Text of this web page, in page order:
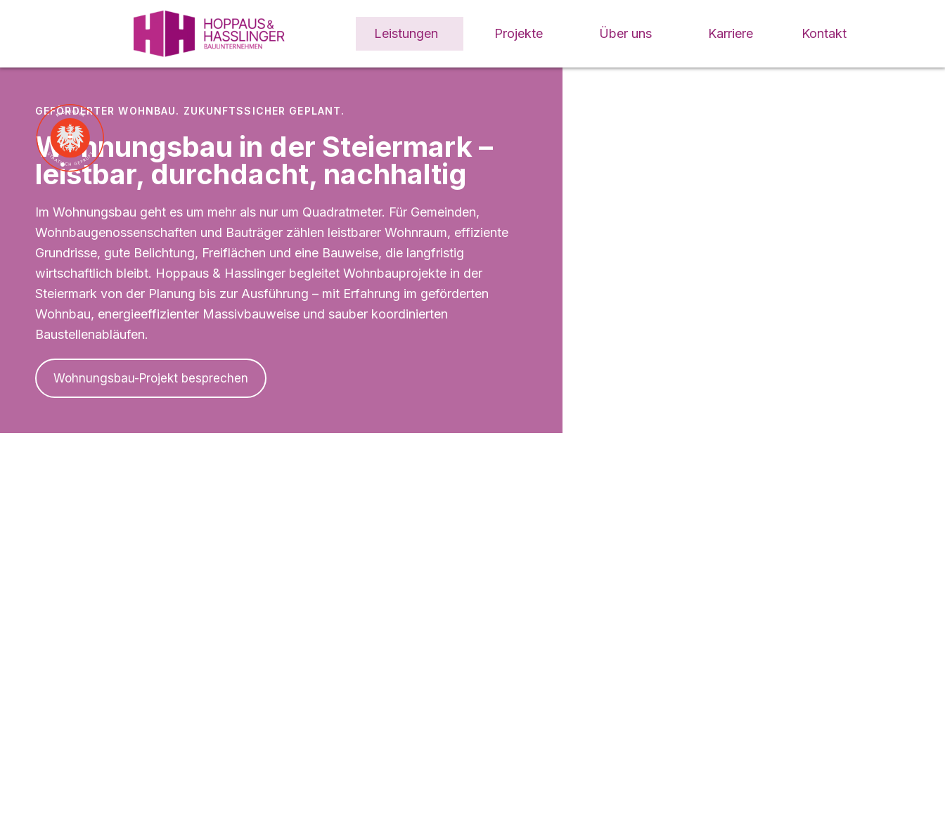
Leistungen Projekte Über uns Karriere Kontakt
GEFÖRDERTER WOHNBAU. ZUKUNFTSSICHER GEPLANT.
Wohnungsbau in der Steiermark –
leistbar, durchdacht, nachhaltig
Im Wohnungsbau geht es um mehr als nur um Quadratmeter. Für Gemeinden,
Wohnbaugenossenschaften und Bauträger zählen leistbarer Wohnraum, effiziente
Grundrisse, gute Belichtung, Freiflächen und eine Bauweise, die langfristig
wirtschaftlich bleibt. Hoppaus & Hasslinger begleitet Wohnbauprojekte in der
Steiermark von der Planung bis zur Ausführung – mit Erfahrung im geförderten
Wohnbau, energieeffizienter Massivbauweise und sauber koordinierten
Baustellenabläufen.
Wohnungsbau-Projekt besprechen